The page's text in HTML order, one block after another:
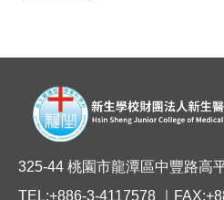
325-44 桃園市龍潭區中豐路高
TEL:+886-3-4117578 ｜